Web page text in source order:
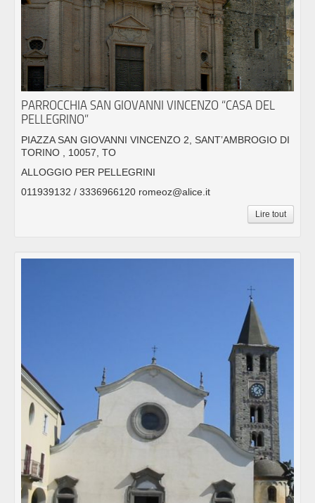
PARROCCHIA SAN GIOVANNI VINCENZO “CASA DEL
PELLEGRINO”
PIAZZA SAN GIOVANNI VINCENZO 2, SANT’AMBROGIO DI
TORINO , 10057, TO
ALLOGGIO PER PELLEGRINI
011939132 / 3336966120 romeoz@alice.it
Lire tout